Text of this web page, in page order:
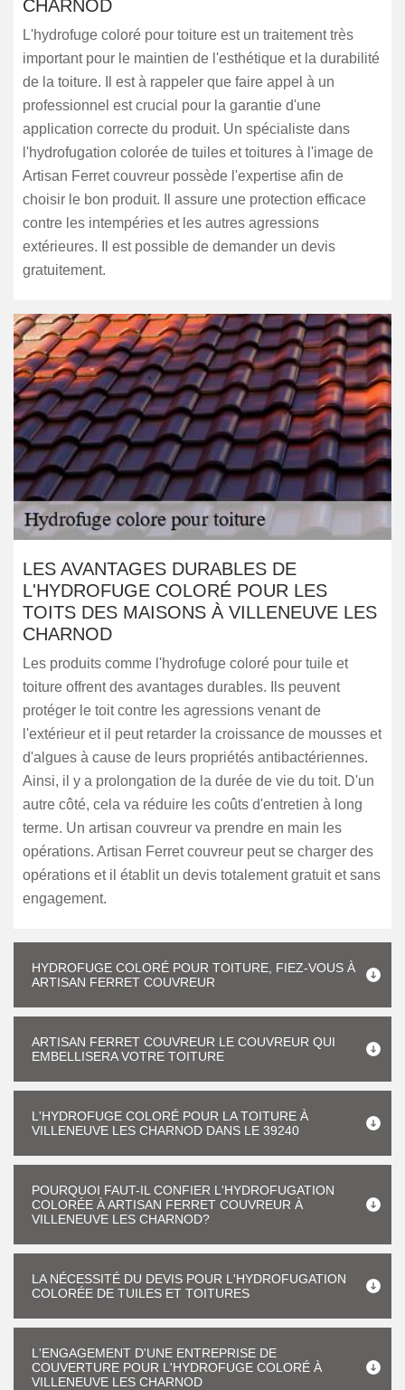
CHARNOD
L'hydrofuge coloré pour toiture est un traitement très
important pour le maintien de l'esthétique et la durabilité
de la toiture. Il est à rappeler que faire appel à un
professionnel est crucial pour la garantie d'une
application correcte du produit. Un spécialiste dans
l'hydrofugation colorée de tuiles et toitures à l'image de
Artisan Ferret couvreur possède l'expertise afin de
choisir le bon produit. Il assure une protection efficace
contre les intempéries et les autres agressions
extérieures. Il est possible de demander un devis
gratuitement.
LES AVANTAGES DURABLES DE
L'HYDROFUGE COLORÉ POUR LES
TOITS DES MAISONS À VILLENEUVE LES
CHARNOD
Les produits comme l'hydrofuge coloré pour tuile et
toiture offrent des avantages durables. Ils peuvent
protéger le toit contre les agressions venant de
l'extérieur et il peut retarder la croissance de mousses et
d'algues à cause de leurs propriétés antibactériennes.
Ainsi, il y a prolongation de la durée de vie du toit. D'un
autre côté, cela va réduire les coûts d'entretien à long
terme. Un artisan couvreur va prendre en main les
opérations. Artisan Ferret couvreur peut se charger des
opérations et il établit un devis totalement gratuit et sans
engagement.
HYDROFUGE COLORÉ POUR TOITURE, FIEZ-VOUS À
ARTISAN FERRET COUVREUR
ARTISAN FERRET COUVREUR LE COUVREUR QUI
EMBELLISERA VOTRE TOITURE
L'HYDROFUGE COLORÉ POUR LA TOITURE À
VILLENEUVE LES CHARNOD DANS LE 39240
POURQUOI FAUT-IL CONFIER L'HYDROFUGATION
COLORÉE À ARTISAN FERRET COUVREUR À
VILLENEUVE LES CHARNOD?
LA NÉCESSITÉ DU DEVIS POUR L'HYDROFUGATION
COLORÉE DE TUILES ET TOITURES
L'ENGAGEMENT D'UNE ENTREPRISE DE
COUVERTURE POUR L'HYDROFUGE COLORÉ À
VILLENEUVE LES CHARNOD